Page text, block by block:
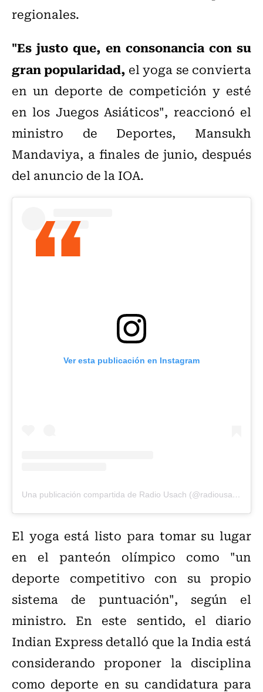
regionales.
"Es justo que, en consonancia con su
gran popularidad, el yoga se convierta
en un deporte de competición y esté
en los Juegos Asiáticos", reaccionó el
ministro de Deportes, Mansukh
Mandaviya, a finales de junio, después
del anuncio de la IOA.
Ver esta publicación en Instagram
Una publicación compartida de Radio Usach (@radiousach)
El yoga está listo para tomar su lugar
en el panteón olímpico como "un
deporte competitivo con su propio
sistema de puntuación", según el
ministro. En este sentido, el diario
Indian Express detalló que la India está
considerando proponer la disciplina
como deporte en su candidatura para